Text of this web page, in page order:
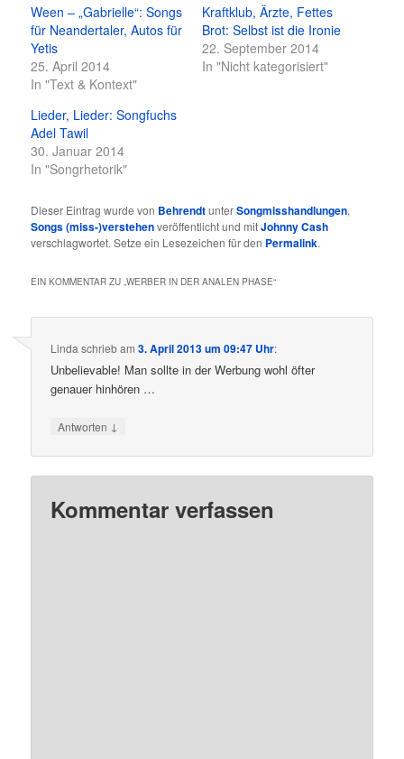
Ween – „Gabrielle“: Songs
für Neandertaler, Autos für
Yetis
25. April 2014
In "Text & Kontext"
Kraftklub, Ärzte, Fettes
Brot: Selbst ist die Ironie
22. September 2014
In "Nicht kategorisiert"
Lieder, Lieder: Songfuchs
Adel Tawil
30. Januar 2014
In "Songrhetorik"
Dieser Eintrag wurde von BehrendtunterSongmisshandlungen,
Songs (miss-)verstehenveröffentlicht und mitJohnny Cash
verschlagwortet. Setze ein Lesezeichen für den Permalink.
EIN KOMMENTAR ZU „WERBER IN DER ANALEN PHASE“
Linda schriebam3. April 2013 um 09:47 Uhr:
Unbelievable! Man sollte in der Werbung wohl öfter
genauer hinhören …
Antworten ↓
Kommentar verfassen